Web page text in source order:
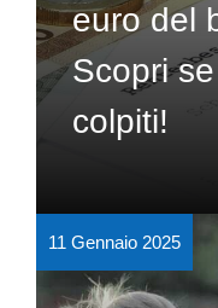
euro del
Scopri
colpiti!
11 Gennaio 2025